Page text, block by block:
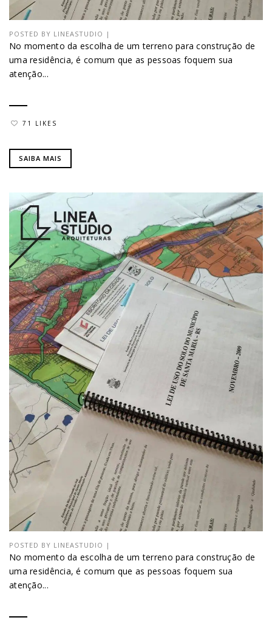
POSTED BY LINEASTUDIO |
No momento da escolha de um terreno para construção de
uma residência, é comum que as pessoas foquem sua
atenção...
71 LIKES
SAIBA MAIS
POSTED BY LINEASTUDIO |
No momento da escolha de um terreno para construção de
uma residência, é comum que as pessoas foquem sua
atenção...